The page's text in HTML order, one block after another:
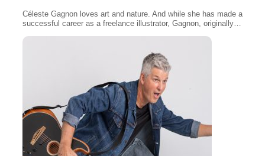
Céleste Gagnon loves art and nature. And while she has made a
successful career as a freelance illustrator, Gagnon, originally…